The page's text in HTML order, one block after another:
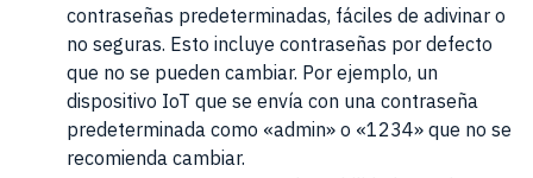
contraseñas predeterminadas, fáciles de adivinar o
no seguras. Esto incluye contraseñas por defecto
que no se pueden cambiar. Por ejemplo, un
dispositivo IoT que se envía con una contraseña
predeterminada como «admin» o «1234» que no se
recomienda cambiar.